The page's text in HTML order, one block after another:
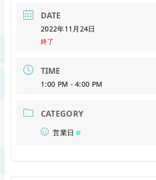
DATE
2022年11月24日
終了
TIME
1:00 PM - 4:00 PM
CATEGORY
営業日